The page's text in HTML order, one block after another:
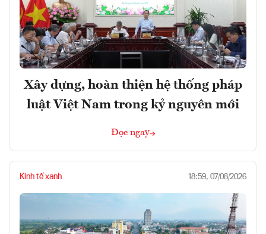
Xây dựng, hoàn thiện hệ thống pháp
luật Việt Nam trong kỷ nguyên mới
Đọc ngay
Kinh tế xanh 18:59, 07/08/2026